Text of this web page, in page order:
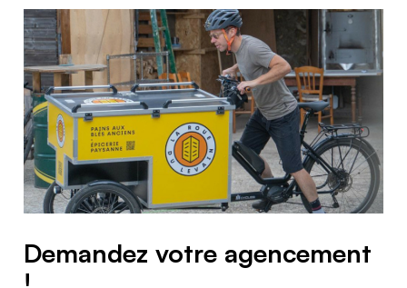
Demandez votre agencement